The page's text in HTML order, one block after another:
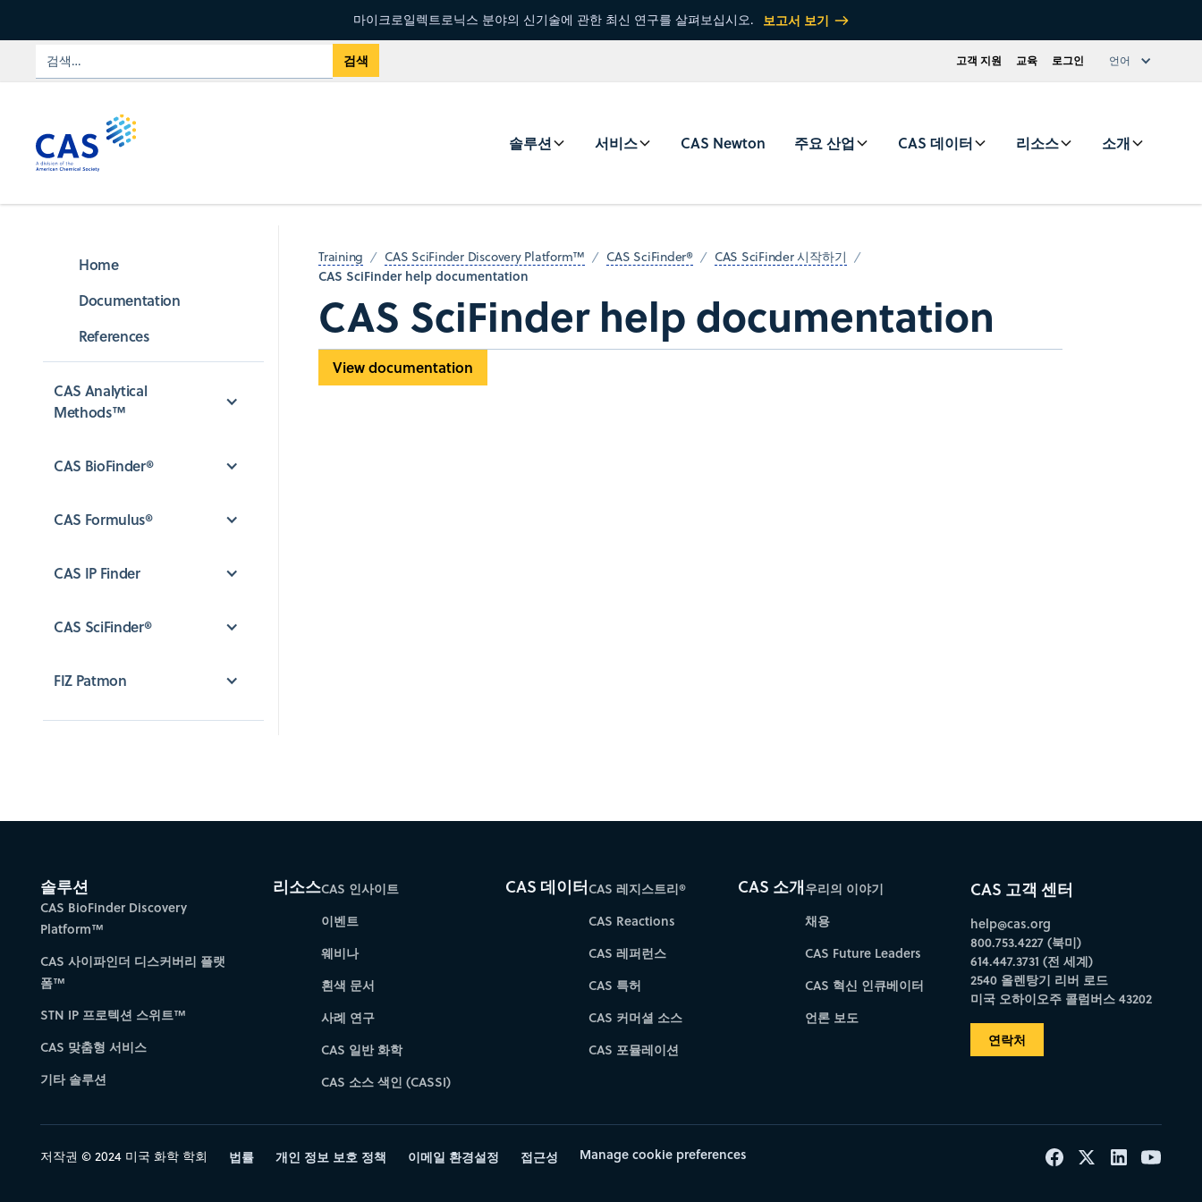
마이크로일렉트로닉스 분야의 신기술에 관한 최신 연구를 살펴보십시오. 보고서 보기
고객 지원 교육 로그인 언어
솔루션 서비스 CAS Newton 주요 산업 CAS 데이터 리소스 소개
Home
Documentation
References
CAS Analytical
Methods™
CAS BioFinder®
CAS Formulus®
CAS IP Finder
CAS SciFinder®
FIZ Patmon
Training CAS SciFinder Discovery Platform™ CAS SciFinder® CAS SciFinder 시작하기
CAS SciFinder help documentation
CAS SciFinder help documentation
View documentation
솔루션
CAS BioFinder Discovery
Platform™
CAS 사이파인더 디스커버리 플랫
폼™
STN IP 프로텍션 스위트™
CAS 맞춤형 서비스
기타 솔루션
리소스CAS 인사이트
이벤트
웨비나
흰색 문서
사례 연구
CAS 일반 화학
CAS 소스 색인 (CASSI)
CAS 데이터CAS 레지스트리®
CAS Reactions
CAS 레퍼런스
CAS 특허
CAS 커머셜 소스
CAS 포뮬레이션
CAS 소개우리의 이야기
채용
CAS Future Leaders
CAS 혁신 인큐베이터
언론 보도
CAS 고객 센터
help@cas.org
800.753.4227 (북미)
614.447.3731 (전 세계)
2540 올렌탕기 리버 로드
미국 오하이오주 콜럼버스 43202
연락처
저작권 © 2024 미국 화학 학회 법률 개인 정보 보호 정책 이메일 환경설정 접근성 Manage cookie preferences